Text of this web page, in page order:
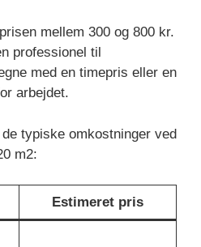
mellem 300 og 800 kr.
professionel til
med en timepris eller en
arbejdet.
typiske omkostninger ved
m2:
Estimeret pris